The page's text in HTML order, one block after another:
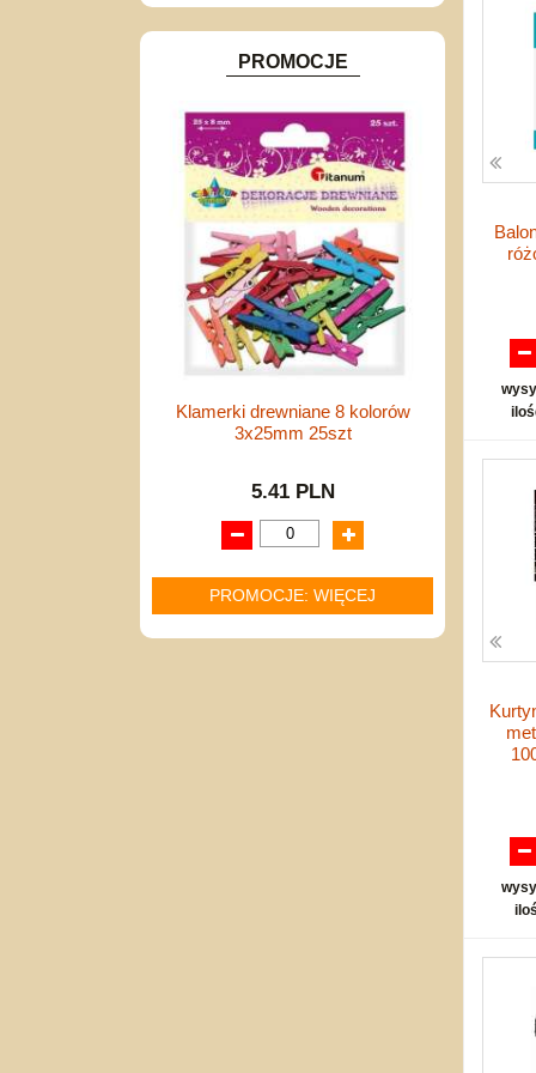
Inne
PROMOCJE
Klamerki drewniane 8 kolorów
3x25mm 25szt
5.41 PLN
PROMOCJE: WIĘCEJ